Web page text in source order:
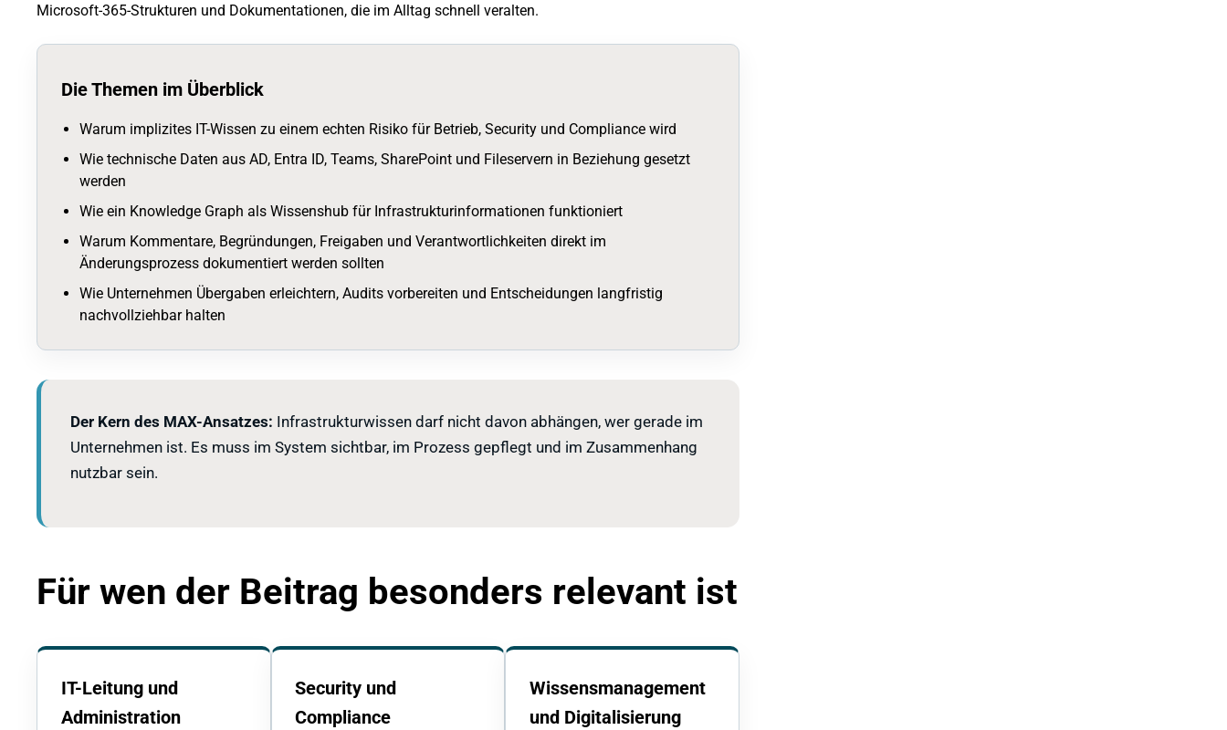
Microsoft-365-Strukturen und Dokumentationen, die im Alltag schnell veralten.
Die Themen im Überblick
Warum implizites IT-Wissen zu einem echten Risiko für Betrieb, Security und Compliance wird
Wie technische Daten aus AD, Entra ID, Teams, SharePoint und Fileservern in Beziehung gesetzt
werden
Wie ein Knowledge Graph als Wissenshub für Infrastrukturinformationen funktioniert
Warum Kommentare, Begründungen, Freigaben und Verantwortlichkeiten direkt im
Änderungsprozess dokumentiert werden sollten
Wie Unternehmen Übergaben erleichtern, Audits vorbereiten und Entscheidungen langfristig
nachvollziehbar halten
Der Kern des MAX-Ansatzes: Infrastrukturwissen darf nicht davon abhängen, wer gerade im
Unternehmen ist. Es muss im System sichtbar, im Prozess gepflegt und im Zusammenhang
nutzbar sein.
Für wen der Beitrag besonders relevant ist
IT-Leitung und
Administration
Security und
Compliance
Wissensmanagement
und Digitalisierung